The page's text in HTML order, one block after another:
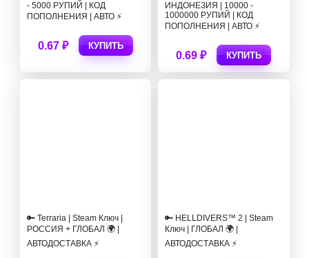
- 5000 РУПИЙ | КОД
ПОПОЛНЕНИЯ | АВТО ⚡
0.67 ₽ КУПИТЬ
ИНДОНЕЗИЯ | 10000 -
1000000 РУПИЙ | КОД
ПОПОЛНЕНИЯ | АВТО ⚡
0.69 ₽ КУПИТЬ
🔑 Terraria | Steam Ключ |
РОССИЯ + ГЛОБАЛ 🌍 |
АВТОДОСТАВКА ⚡
🔑 HELLDIVERS™ 2 | Steam
Ключ | ГЛОБАЛ 🌍 |
АВТОДОСТАВКА ⚡